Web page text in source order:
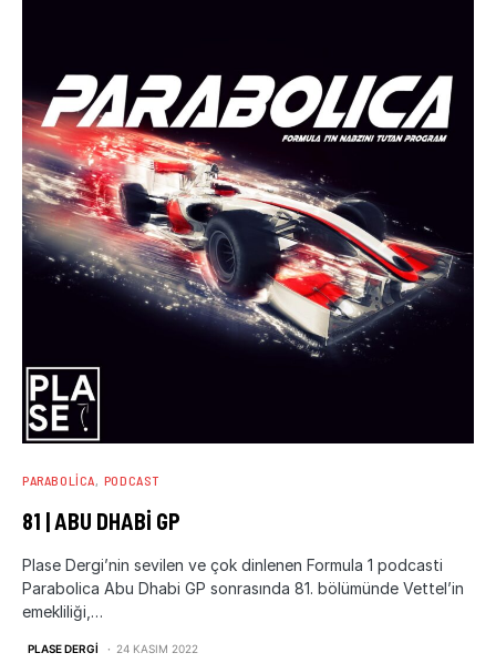
PARABOLICA PODCAST
81 | ABU DHABI GP
Plase Dergi’nin sevilen ve çok dinlenen Formula 1 podcasti
Parabolica Abu Dhabi GP sonrasında 81. bölümünde Vettel’in
emekliliği,…
PLASE DERGI 24 KASIM 2022